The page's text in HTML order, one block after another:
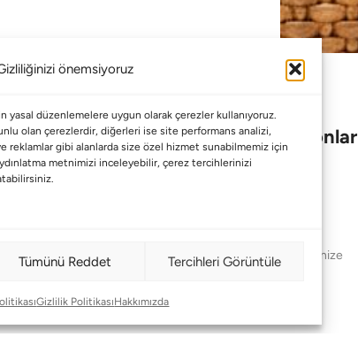
önemsiyoruz
yasal düzenlemelere uygun olarak çerezler kullanıyoruz.
olan çerezlerdir, diğerleri ise site performans analizi,
gibi alanlarda size özel hizmet sunabilmemiz için
metnimizi inceleyebilir, çerez tercihlerinizi
Tümünü Reddet Tercihleri Görüntüle
Gizlilik PolitikasıHakkımızda
Markalar
Haworth
Baccarat
Koleksiyonlar
Babalar Günü
Saraylardan Evinize